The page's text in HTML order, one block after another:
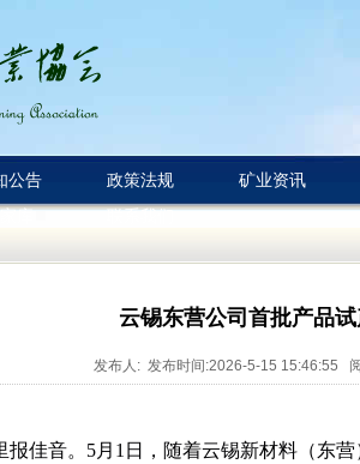
公告 政策法规 矿业资讯
库
联系我们
云锡东营公司首批产品
发布人: 发布时间:2026-5-15 15:46:55 阅
佳音。5月1日，随着云锡新材料（东